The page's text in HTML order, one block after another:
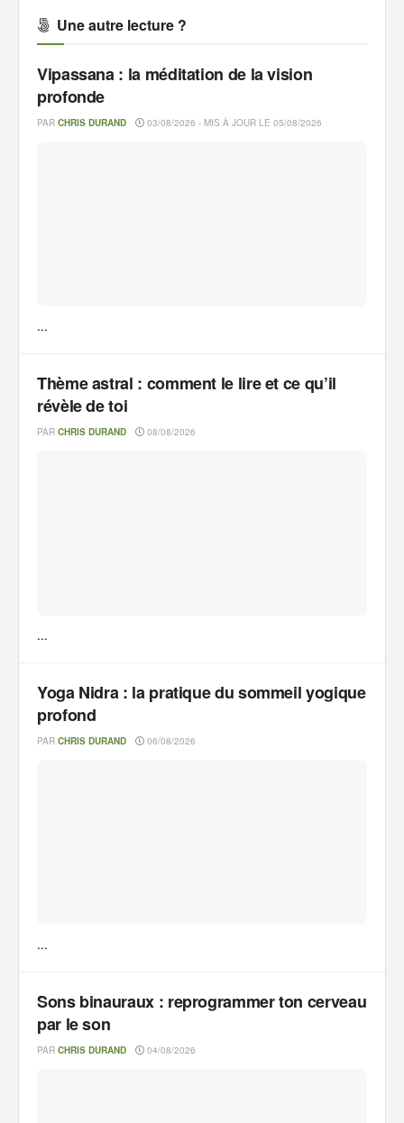
Une autre lecture ?
Vipassana : la méditation de la vision
profonde
PAR CHRIS DURAND 03/08/2026 - MIS À JOUR LE 05/08/2026
...
Thème astral : comment le lire et ce qu’il
révèle de toi
PAR CHRIS DURAND 08/08/2026
...
Yoga Nidra : la pratique du sommeil yogique
profond
PAR CHRIS DURAND 06/08/2026
...
Sons binauraux : reprogrammer ton cerveau
par le son
PAR CHRIS DURAND 04/08/2026